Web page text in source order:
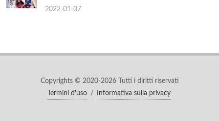
2022-01-07
Copyrights © 2020-2026 Tutti i diritti riservati
Termini d'uso
/ Informativa sulla privacy